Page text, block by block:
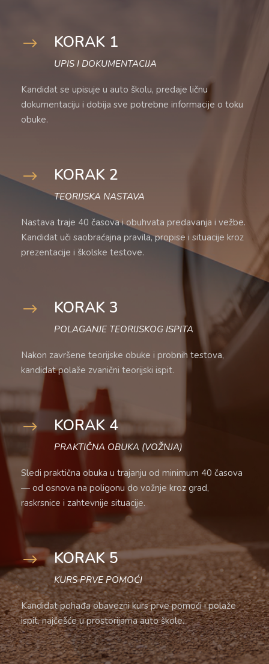
KORAK 1
UPIS I DOKUMENTACIJA
Kandidat se upisuje u auto školu, predaje ličnu
dokumentaciju i dobija sve potrebne informacije o toku
obuke.
KORAK 2
TEORIJSKA NASTAVA
Nastava traje 40 časova i obuhvata predavanja i vežbe.
Kandidat uči saobraćajna pravila, propise i situacije kroz
prezentacije i školske testove.
KORAK 3
POLAGANJE TEORIJSKOG ISPITA
Nakon završene teorijske obuke i probnih testova,
kandidat polaže zvanični teorijski ispit.
KORAK 4
PRAKTIČNA OBUKA (VOŽNJA)
Sledi praktična obuka u trajanju od minimum 40 časova
— od osnova na poligonu do vožnje kroz grad,
raskrsnice i zahtevnije situacije.
KORAK 5
KURS PRVE POMOĆI
Kandidat pohađa obavezni kurs prve pomoći i polaže
ispit, najčešće u prostorijama auto škole.